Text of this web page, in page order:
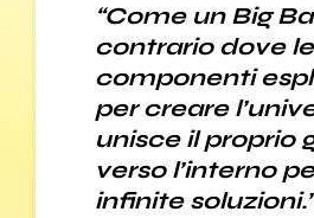
“Come un Big
contrario dove le
componenti
per creare
unisce il proprio
verso l’interno
infinite